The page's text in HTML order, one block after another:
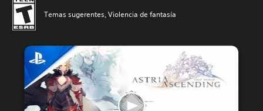
Temas sugerentes, Violencia de fantasía